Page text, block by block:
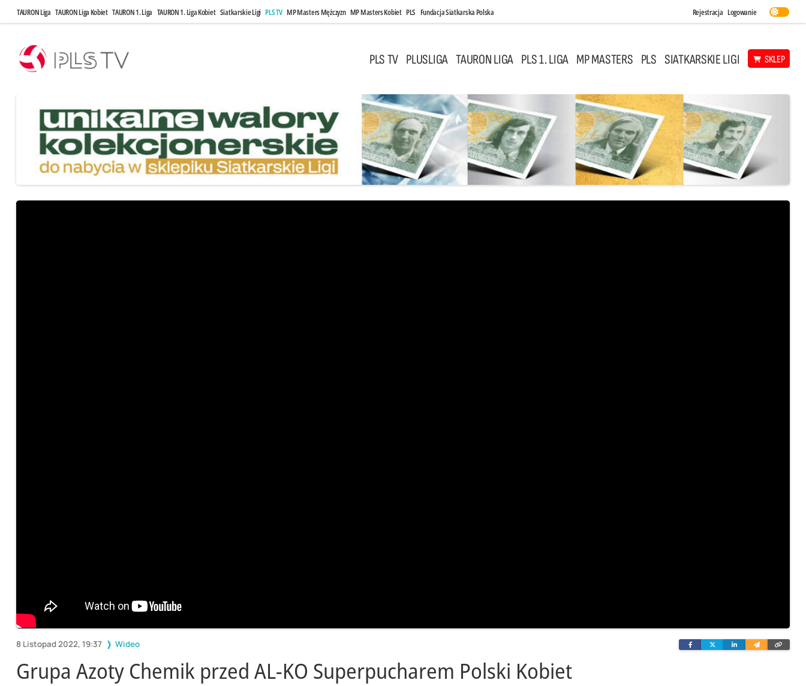
TAURON Liga TAURON Liga Kobiet TAURON 1. Liga TAURON 1. Liga Kobiet Siatkarskie Ligi PLS TV MP Masters Mężczyzn MP Masters Kobiet PLS Fundacja Siatkarska Polska Rejestracja Logowanie
PLS TV PLUSLIGA TAURON LIGA PLS 1. LIGA MP MASTERS PLS SIATKARSKIE LIGI SKLEP
8 Listopad 2022, 19:37 Wideo FacebookTwitterLinkedinWyślij
e-
link
Grupa Azoty Chemik przed AL-KO Superpucharem Polski Kobiet